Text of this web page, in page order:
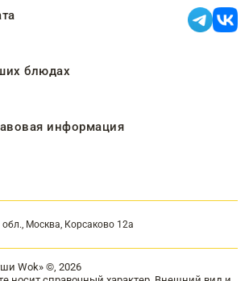
блюдах
информация
Москва, Корсаково 12а
Wok» ©, 2026